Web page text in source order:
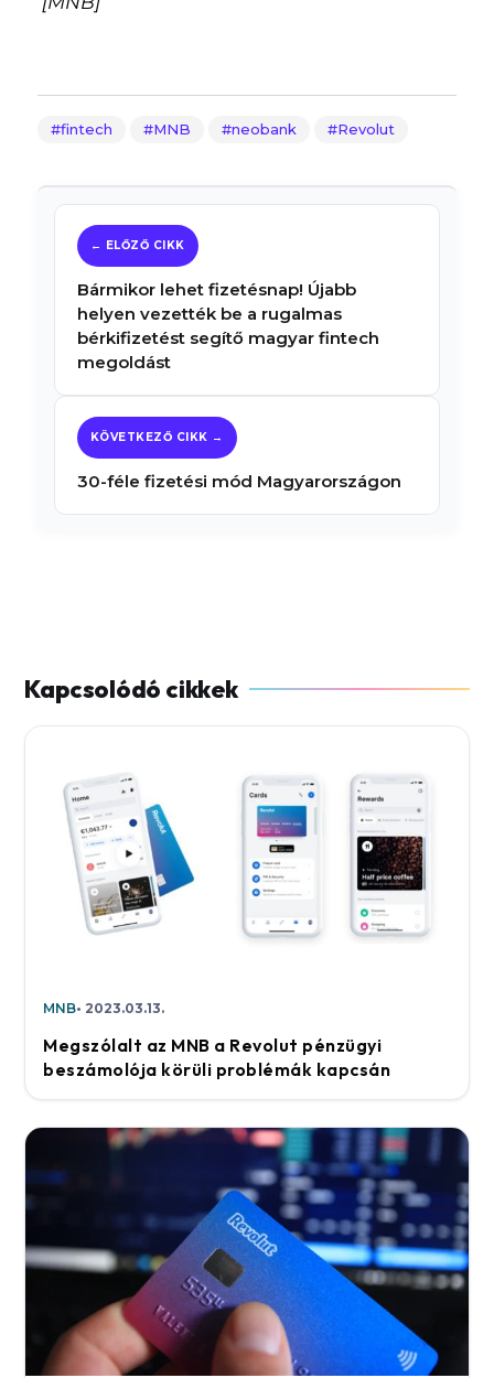
fintech MNB neobank Revolut
Bármikor lehet fizetésnap! Újabb
helyen vezették be a rugalmas
bérkifizetést segítő magyar fintech
megoldást
30-féle fizetési mód Magyarországon
MNB 2023.03.13.
Megszólalt az MNB a Revolut pénzügyi
beszámolója körüli problémák kapcsán